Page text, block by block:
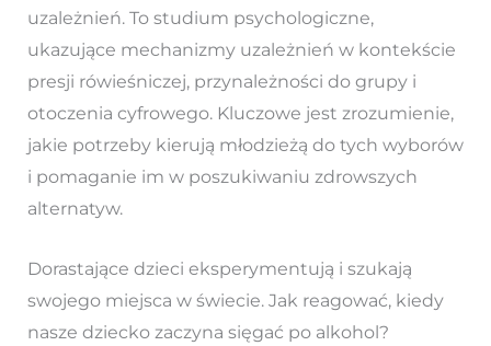
uzależnień. To studium psychologiczne,
ukazujące mechanizmy uzależnień w kontekście
presji rówieśniczej, przynależności do grupy i
otoczenia cyfrowego. Kluczowe jest zrozumienie,
jakie potrzeby kierują młodzieżą do tych wyborów
i pomaganie im w poszukiwaniu zdrowszych
alternatyw.
Dorastające dzieci eksperymentują i szukają
swojego miejsca w świecie. Jak reagować, kiedy
nasze dziecko zaczyna sięgać po alkohol?